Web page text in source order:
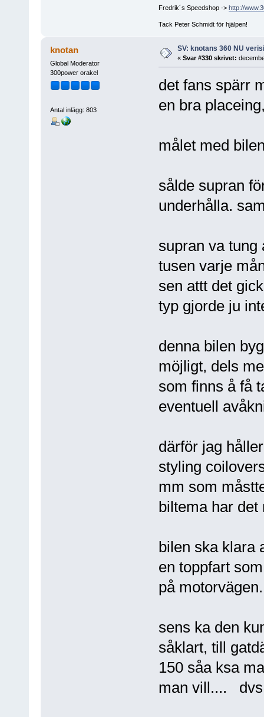
Fredrik´s Speedshop -> http://
Tack Peter Schmidt för hjälpen!
knotan
Global Moderator
300power orakel
Antal inlägg: 803
SV: knotans 360 NU
« Svar #330 skrivet:
det fans spärr
en bra
målet med
sålde supran
underhålla.
supran va tung
tusen varje
sen attt det
typ gjorde ju
denna bilen
möjligt, dels
som finns å få
eventuell
därför jag
styling
mm som
biltema har det
bilen ska klara
en toppfart
på motorvägen.
sens ka den
såklart, till
150 såa ksa
man vill....